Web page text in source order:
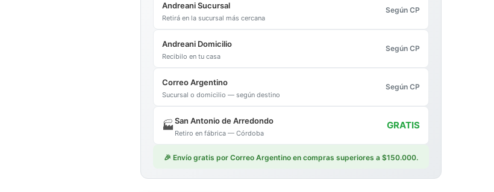
Andreani Sucursal
Retirá en la sucursal más cercana
Según CP
Andreani Domicilio
Recibilo en tu casa
Según CP
Correo Argentino
Sucursal o domicilio — según destino
Según CP
🏭San Antonio de Arredondo
Retiro en fábrica — Córdoba
GRATIS
🎉 Envío gratis por Correo Argentino en compras superiores a $150.000.